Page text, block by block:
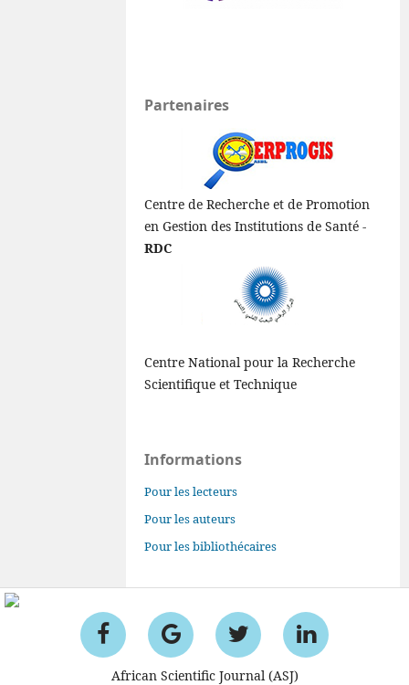
Partenaires
Centre de Recherche et de Promotion
en Gestion des Institutions de Santé -
RDC
Centre National pour la Recherche
Scientifique et Technique
Informations
Pour les lecteurs
Pour les auteurs
Pour les bibliothécaires
African Scientific Journal (ASJ)